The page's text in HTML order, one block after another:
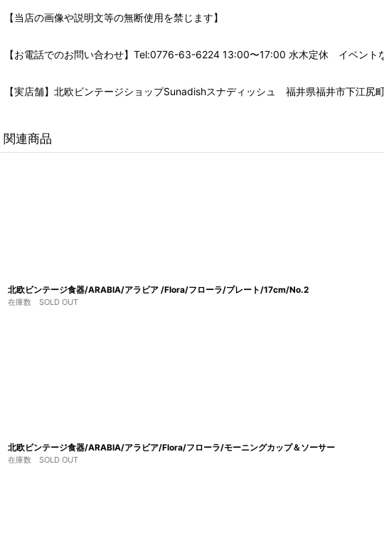
【当店の画像や説明文等の無断使用を禁じます】
【お電話でのお問い合わせ】Tel:0776-63-6224 13:00〜17:00 水木定休 イベント
【実店舗】北欧ビンテージショップSunadishスナディッシュ 福井県福井市下江尻
関連商品
北欧ビンテージ食器/ARABIA/アラビア /Flora/フローラ/プレート/17cm/No.2
在庫数 SOLD OUT
北欧ビンテージ食器/ARABIA/アラビア/Flora/フローラ/モーニングカップ＆ソーサー
在庫数 SOLD OUT